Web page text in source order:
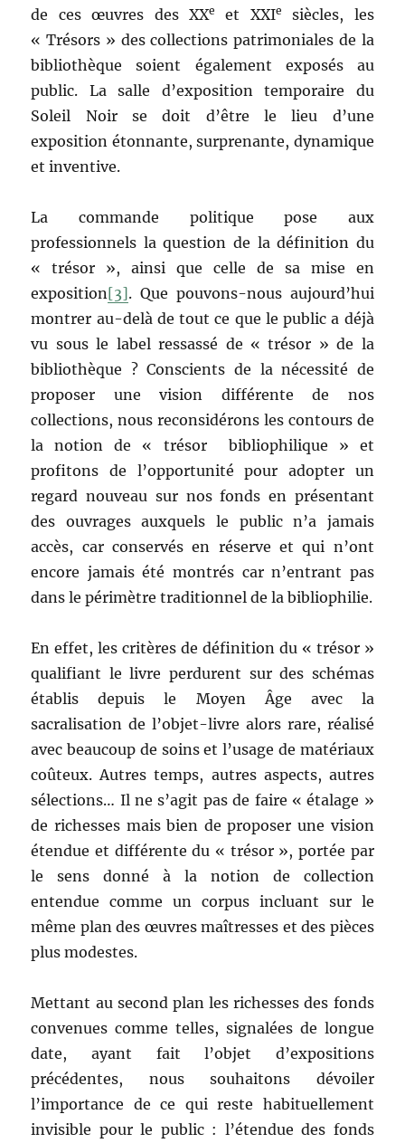
de ces œuvres des XXe et XXIe
siècles, les
« Trésors » des collections patrimoniales de la
bibliothèque soient également exposés au
public. La salle d’exposition temporaire du
Soleil Noir se doit d’être le lieu d’une
exposition étonnante, surprenante, dynamique
et inventive.
La commande politique pose aux
professionnels la question de la définition du
« trésor », ainsi que celle de sa mise en
exposition[3]. Que pouvons-nous aujourd’hui
montrer au-delà de tout ce que le public a déjà
vu sous le label ressassé de « trésor » de la
bibliothèque ? Conscients de la nécessité de
proposer une vision différente de nos
collections, nous reconsidérons les contours de
la notion de « trésor bibliophilique » et
profitons de l’opportunité pour adopter un
regard nouveau sur nos fonds en présentant
des ouvrages auxquels le public n’a jamais
accès, car conservés en réserve et qui n’ont
encore jamais été montrés car n’entrant pas
dans le périmètre traditionnel de la bibliophilie.
En effet, les critères de définition du « trésor »
qualifiant le livre perdurent sur des schémas
établis depuis le Moyen Âge avec la
sacralisation de l’objet-livre alors rare, réalisé
avec beaucoup de soins et l’usage de matériaux
coûteux. Autres temps, autres aspects, autres
sélections… Il ne s’agit pas de faire « étalage »
de richesses mais bien de proposer une vision
étendue et différente du « trésor », portée par
le sens donné à la notion de collection
entendue comme un corpus incluant sur le
même plan des œuvres maîtresses et des pièces
plus modestes.
Mettant au second plan les richesses des fonds
convenues comme telles, signalées de longue
date, ayant fait l’objet d’expositions
précédentes, nous souhaitons dévoiler
l’importance de ce qui reste habituellement
invisible pour le public : l’étendue des fonds